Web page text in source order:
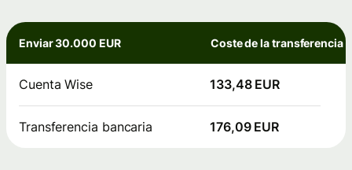
Enviar 30.000 EUR Coste de la transferencia
Cuenta Wise 133,48 EUR
Transferencia bancaria 176,09 EUR